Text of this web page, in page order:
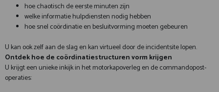
hoe chaotisch de eerste minuten zijn
welke informatie hulpdiensten nodig hebben
hoe snel coördinatie en besluitvorming moeten gebeuren
U kan ook zelf aan de slag en kan virtueel door de incidentsite lopen.
Ontdek hoe de coördinatiestructuren vorm krijgen
U krijgt een unieke inkijk in het motorkapoverleg en de commandopost-
operaties: